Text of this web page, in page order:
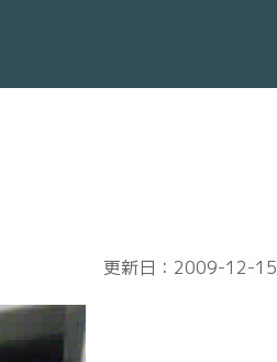
更新日：2009-12-15